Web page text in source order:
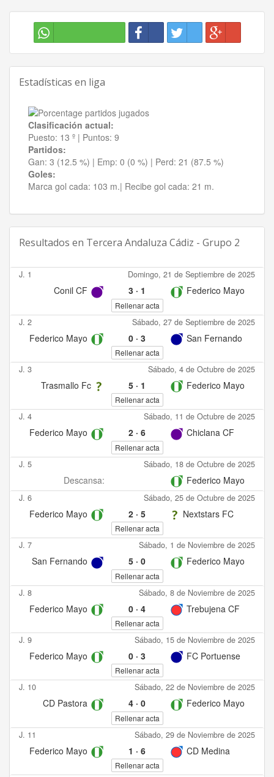
Estadísticas en liga
Clasificación actual:
Puesto: 13 º | Puntos: 9
Partidos:
Gan: 3 (12.5 %) | Emp: 0 (0 %) | Perd: 21 (87.5 %)
Goles:
Marca gol cada: 103 m.| Recibe gol cada: 21 m.
Resultados en Tercera Andaluza Cádiz - Grupo 2
J. 1 Domingo, 21 de Septiembre de 2025
Conil CF 3· 1 Federico Mayo
Rellenar acta
J. 2 Sábado, 27 de Septiembre de 2025
Federico Mayo 0· 3 San Fernando
Rellenar acta
J. 3 Sábado, 4 de Octubre de 2025
Trasmallo Fc 5· 1 Federico Mayo
Rellenar acta
J. 4 Sábado, 11 de Octubre de 2025
Federico Mayo 2· 6 Chiclana CF
Rellenar acta
J. 5 Sábado, 18 de Octubre de 2025
Descansa: Federico Mayo
J. 6 Sábado, 25 de Octubre de 2025
Federico Mayo 2· 5 Nextstars FC
Rellenar acta
J. 7 Sábado, 1 de Noviembre de 2025
San Fernando 5· 0 Federico Mayo
Rellenar acta
J. 8 Sábado, 8 de Noviembre de 2025
Federico Mayo 0· 4 Trebujena CF
Rellenar acta
J. 9 Sábado, 15 de Noviembre de 2025
Federico Mayo 0· 3 FC Portuense
Rellenar acta
J. 10 Sábado, 22 de Noviembre de 2025
CD Pastora 4· 0 Federico Mayo
Rellenar acta
J. 11 Sábado, 29 de Noviembre de 2025
Federico Mayo 1 · 6 CD Medina
Rellenar acta